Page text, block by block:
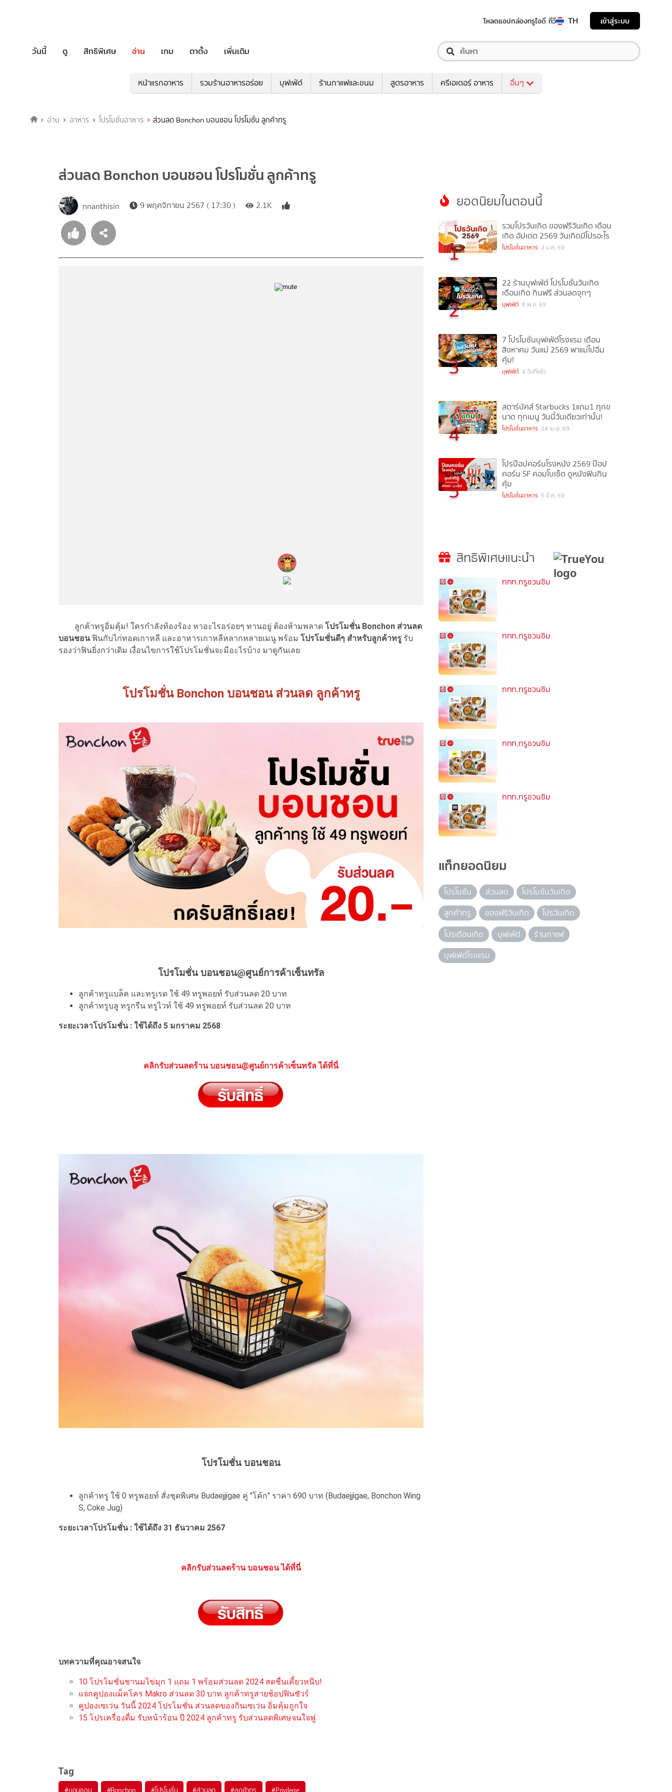
โหลดแอปกล่องทรูไอดี ทีวี TH เข้าสู่ระบบ
วันนี้ ดู สิทธิพิเศษ อ่าน เกม ตาตั้ง เพิ่มเติม
หน้าแรกอาหาร รวมร้านอาหารอร่อย บุฟเฟ่ต์ ร้านกาแฟและขนม สูตรอาหาร ครีเอเตอร์ อาหาร อื่นๆ
อ่าน อาหาร โปรโมชั่นอาหาร ส่วนลด Bonchon บอนชอน โปรโมชั่น ลูกค้าทรู
ส่วนลด Bonchon บอนชอน โปรโมชั่น ลูกค้าทรู
nnanthisin 9 พฤศจิกายน 2567 ( 17:30 ) 2.1K
ลูกค้าทรูอิ่มคุ้ม! ใครกำลังท้องร้อง หาอะไรอร่อยๆ ทานอยู่ ต้องห้ามพลาด โปรโมชั่น Bonchon ส่วนลด
บอนชอนฟินกับไก่ทอดเกาหลี และอาหารเกาหลีหลากหลายเมนู พร้อม โปรโมชั่นดีๆ สำหรับลูกค้าทรู รับ
รองว่าฟินยิ่งกว่าเดิม เงื่อนไขการใช้โปรโมชั่นจะมีอะไรบ้าง มาดูกันเลย
โปรโมชั่น Bonchon บอนชอน ส่วนลด ลูกค้าทรู
โปรโมชั่น บอนชอน@ศูนย์​การค้าเซ็นทรัล
ลูกค้าทรูแบล็ค และทรูเรด ใช้ 49 ทรูพอยท์ รับส่วนลด 20 บาท
ลูกค้าทรูบลู ทรูกรีน ทรูไวท์ ใช้ 49 ทรูพอยท์ รับส่วนลด 20 บาท
ระยะเวลาโปรโมชั่น : ใช้ได้ถึง 5 มกราคม 2568
คลิกรับส่วนลดร้าน บอนชอน@ศูนย์​การค้าเซ็นทรัล ได้ที่นี่
โปรโมชั่น บอนชอน
ลูกค้าทรู ใช้ 0 ทรูพอยท์ สั่งชุดพิเศษ Budaejjigae คู่ "โค้ก" ราคา 690 บาท (Budaejjigae, Bonchon Wing
S, Coke Jug)
ระยะเวลาโปรโมชั่น : ใช้ได้ถึง 31 ธันวาคม 2567
คลิกรับส่วนลดร้าน บอนชอน ได้ที่นี่
บทความที่คุณอาจสนใจ
10 โปรโมชั่นชานมไข่มุก 1 แถม 1 พร้อมส่วนลด 2024 สดชื่นเคี้ยวหนึบ!
แจกคูปองแม็คโคร Makro ส่วนลด 30 บาท ลูกค้าทรูสายช้อปฟินชัวร์
คูปองเซเว่น วันนี้ 2024 โปรโมชั่น ส่วนลดของกินเซเว่น อิ่มคุ้มถูกใจ
15 โปรเครื่องดื่ม รับหน้าร้อน ปี 2024 ลูกค้าทรู รับส่วนลดพิเศษจนใจฟู
Tag
#บอนชอน #Bonchon #โปรโมชั่น #ส่วนลด #ลูกค้าทรู #Privilege
ยอดนิยมในตอนนี้
1
รวมโปรวันเกิด ของฟรีวันเกิด เดือน
เกิด อัปเดต 2569 วันเกิดมีโปรอะไร
โปรโมชั่นอาหาร 2 ม.ค. 69
2
22 ร้านบุฟเฟ่ต์ โปรโมชั่นวันเกิด
เดือนเกิด กินฟรี ส่วนลดจุกๆ
บุฟเฟ่ต์ 8 พ.ค. 69
3
7 โปรโมชั่นบุฟเฟ่ต์โรงแรม เดือน
สิงหาคม วันแม่ 2569 พาแม่ไปอิ่ม
คุ้ม!
บุฟเฟ่ต์ 4 วันที่แล้ว
4
สตาร์บัคส์ Starbucks 1แถม1 ทุกข
นาด ทุกเมนู วันนี้วันเดียวเท่านั้น!
โปรโมชั่นอาหาร 24 เม.ย. 69
5
โปรป๊อปคอร์นโรงหนัง 2569 ป๊อป
คอร์น SF คอมโบเซ็ต ดูหนังฟินกิน
คุ้ม
โปรโมชั่นอาหาร 5 มี.ค. 69
สิทธิพิเศษแนะนำ
ททท.ทรูชวนชิม
ททท.ทรูชวนชิม
ททท.ทรูชวนชิม
ททท.ทรูชวนชิม
ททท.ทรูชวนชิม
แท็กยอดนิยม
โปรโมชั่น ส่วนลด
โปรโมชั่นวันเกิด
ลูกค้าทรู
ของฟรีวันเกิด
โปรวันเกิด
โปรเดือนเกิด
บุฟเฟ่ต์
ร้านกาแฟ
บุฟเฟ่ต์โรงแรม